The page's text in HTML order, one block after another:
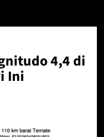
4,4 di
Ini